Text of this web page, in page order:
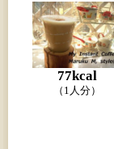
77kcal
（1人分）